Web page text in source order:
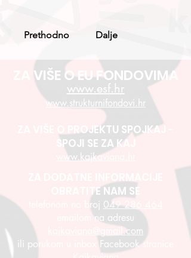
Prethodno Dalje
ZA VIŠE O EU FONDOVIMA
www.esf.hr
www.strukturnifondovi.hr
ZA VIŠE O PROJEKTU SPOJKAJ -
SPOJI SE ZA KAJ
www.kajkaviana.hr
ZA DODATNE INFORMACIJE
OBRATITE NAM SE
telefonom na broj 049 286 464
emailom na adresu
kajkaviana@gmail.com
ili porukom u inbox Facebook stranice